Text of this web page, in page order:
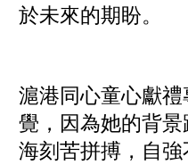
於未來的期盼。
滬港同心童心獻
覺，因為她的背
海刻苦拼搏，自